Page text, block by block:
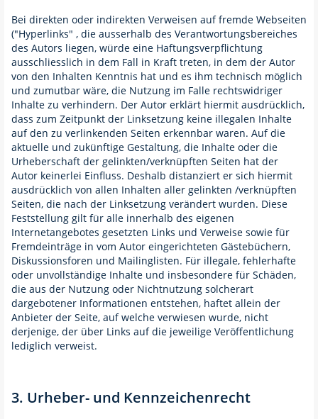
Bei direkten oder indirekten Verweisen auf fremde Webseiten
("Hyperlinks" , die ausserhalb des Verantwortungsbereiches
des Autors liegen, würde eine Haftungsverpflichtung
ausschliesslich in dem Fall in Kraft treten, in dem der Autor
von den Inhalten Kenntnis hat und es ihm technisch möglich
und zumutbar wäre, die Nutzung im Falle rechtswidriger
Inhalte zu verhindern. Der Autor erklärt hiermit ausdrücklich,
dass zum Zeitpunkt der Linksetzung keine illegalen Inhalte
auf den zu verlinkenden Seiten erkennbar waren. Auf die
aktuelle und zukünftige Gestaltung, die Inhalte oder die
Urheberschaft der gelinkten/verknüpften Seiten hat der
Autor keinerlei Einfluss. Deshalb distanziert er sich hiermit
ausdrücklich von allen Inhalten aller gelinkten /verknüpften
Seiten, die nach der Linksetzung verändert wurden. Diese
Feststellung gilt für alle innerhalb des eigenen
Internetangebotes gesetzten Links und Verweise sowie für
Fremdeinträge in vom Autor eingerichteten Gästebüchern,
Diskussionsforen und Mailinglisten. Für illegale, fehlerhafte
oder unvollständige Inhalte und insbesondere für Schäden,
die aus der Nutzung oder Nichtnutzung solcherart
dargebotener Informationen entstehen, haftet allein der
Anbieter der Seite, auf welche verwiesen wurde, nicht
derjenige, der über Links auf die jeweilige Veröffentlichung
lediglich verweist.
3. Urheber- und Kennzeichenrecht